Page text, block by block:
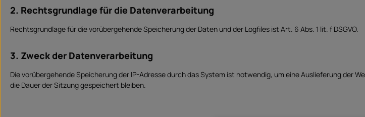
2. Rechtsgrundlage für die Datenverarbeitung
Rechtsgrundlage für die vorübergehende Speicherung der Daten und der Logfiles ist Art. 6 Abs. 1 lit. f DSGVO.
3. Zweck der Datenverarbeitung
Die vorübergehende Speicherung der IP-Adresse durch das System ist notwendig, um eine Auslieferung der
die Dauer der Sitzung gespeichert bleiben.